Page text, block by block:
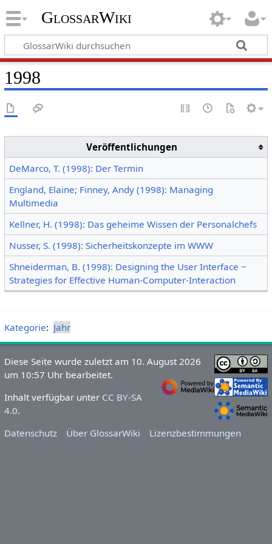
GlossarWiki
1998
Veröffentlichungen
DeMarco, T. (1998): Der Termin
England, Elaine; Finney, Andy (1998): Managing
Multimedia
Kellner, H. (1998): Das geheime Wissen der Personalchefs
Nusser, S. (1998): Sicherheitskonzepte im WWW
Shneiderman, B. (1998): Designing the User Interface ‒
Strategies for Effective Human-Computer-Interaction
Kategorie: Jahr
Diese Seite wurde zuletzt am 10. August 2026
um 10:57 Uhr bearbeitet.
Inhalt verfügbar unter CC BY-SA
4.0.
Datenschutz
Über GlossarWiki Lizenzbestimmungen